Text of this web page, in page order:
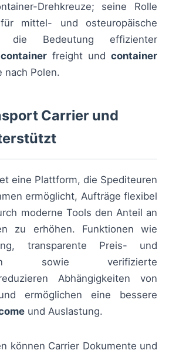
Drehkreuze; seine Rolle
mittel- und osteuropäische
die Bedeutung effizienter
container freight und container
nach Polen.
Carrier und
eine Plattform, die Spediteuren
ermöglicht, Aufträge flexibel
moderne Tools den Anteil an
zu erhöhen. Funktionen wie
transparente Preis- und
sowie verifizierte
Abhängigkeiten von
ermöglichen eine bessere
und Auslastung.
können Carrier Dokumente und